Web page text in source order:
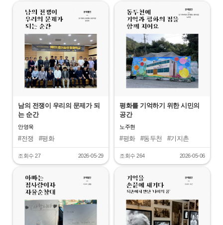
"
남의 전쟁이 우리의 문제가 되
는 순간
안영욱
#전쟁
#평화
#경기도민평화학교
조회수 27 2026-05-29
"
평화를 기억하기 위한 시민의
공간
노주현
#평화 #동두천
#기지촌
#미군
조회수 264 2026-05-06
" "